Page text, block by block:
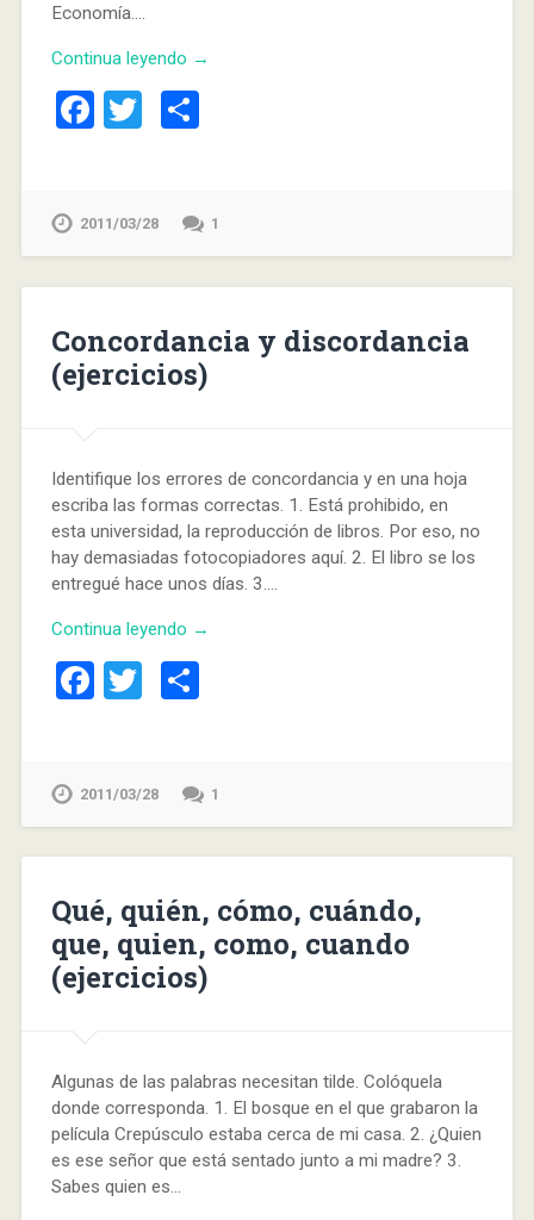
Economía….
Continua leyendo →
Facebook
Twitter
2011/03/28 1
Concordancia y discordancia
(ejercicios)
Identifique los errores de concordancia y en una hoja
escriba las formas correctas. 1. Está prohibido, en
esta universidad, la reproducción de libros. Por eso, no
hay demasiadas fotocopiadores aquí. 2. El libro se los
entregué hace unos días. 3….
Continua leyendo →
Facebook
Twitter
2011/03/28 1
Qué, quién, cómo, cuándo,
que, quien, como, cuando
(ejercicios)
Algunas de las palabras necesitan tilde. Colóquela
donde corresponda. 1. El bosque en el que grabaron la
película Crepúsculo estaba cerca de mi casa. 2. ¿Quien
es ese señor que está sentado junto a mi madre? 3.
Sabes quien es…